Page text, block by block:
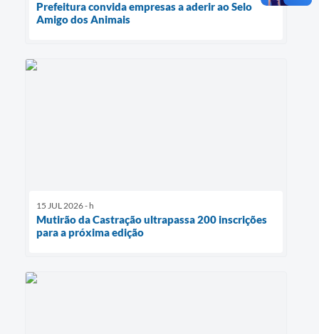
Prefeitura convida empresas a aderir ao Selo
Amigo dos Animais
15 JUL 2026 - h
Mutirão da Castração ultrapassa 200 inscrições
para a próxima edição